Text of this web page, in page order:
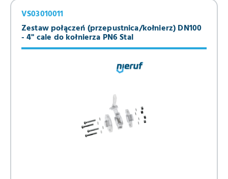
Zestaw połączeń (przepustnica/kołnierz) DN100
- 4" cale do kołnierza PN6 Stal
VS03010011